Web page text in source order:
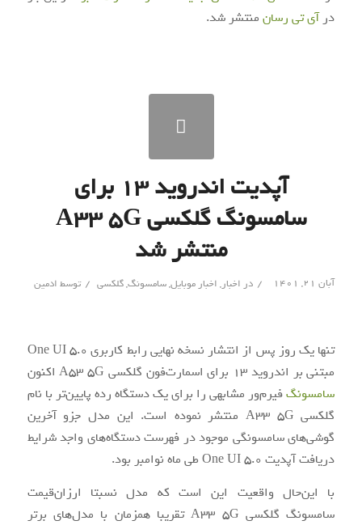
درآی‌ تی‌ رسانمنتشر شد.
آپدیت اندروید ۱۳ برای
سامسونگ گلکسی A33 5G
منتشر شد
آبان ۲۱, ۱۴۰۱ / در اخبار, اخبار موبایل,سامسونگ,گلکسی / توسط ادمین
تنها یک روز پس از انتشار نسخه نهایی رابط کاربری One UI 5.0
مبتنی بر اندروید 13 برای اسمارت‌فون گلکسی A53 5G اکنون
سامسونگفیرم‌ور مشابهی را برای یک دستگاه رده پایین‌تر با نام
گلکسی A33 5G منتشر نموده است. این مدل جزو آخرین
گوشی‌های سامسونگی موجود در فهرست دستگاه‌های واجد شرایط
دریافت آپدیت One UI 5.0 طی ماه نوامبر بود.
با این‌حال واقعیت این است که مدل نسبتا ارزان‌قیمت‌
سامسونگ گلکسی A33 5G تقریبا همزمان با مدل‌های برتر